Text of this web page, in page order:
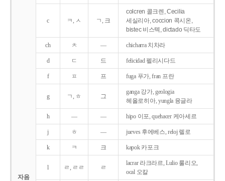
자음
c ㅋ, ㅅ ㄱ, 크
colcren 콜크렌, Cecilia
세실리아, coccion 콕시온,
bistec 비스텍, dictado 딕타도
ch ㅊ ― chicharra 치차라
d ㄷ 드 felicidad 펠리시다드
f ㅍ 프 fuga 푸가, fran 프란
g ㄱ, ㅎ 그
ganga 강가, geologia
헤올로히아, yungla 융글라
h ― ― hipo 이포, quehacer 케아세르
j ㅎ ― jueves 후에베스, reloj 렐로
k ㅋ 크 kapok 카포크
l ㄹ, ㄹㄹ ㄹ
lacrar 라크라르, Lulio 룰리오,
ocal 오칼